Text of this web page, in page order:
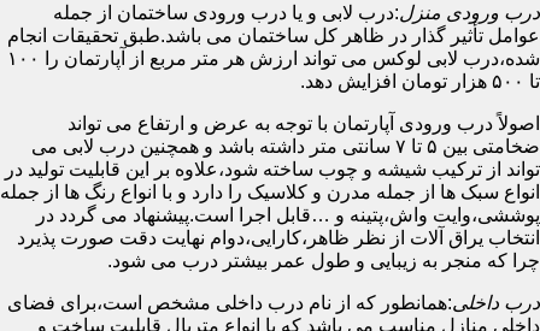
درب ورودی منزل:درب لابی و یا درب ورودی ساختمان از جمله
عوامل تأثیر گذار در ظاهر کل ساختمان می باشد.طبق تحقیقات انجام
شده،درب لابی لوکس می تواند ارزش هر متر مربع از آپارتمان را ۱۰۰
تا ۵۰۰ هزار تومان افزایش دهد.
اصولاً درب ورودی آپارتمان با توجه به عرض و ارتفاع می تواند
ضخامتی بین ۵ تا ۷ سانتی متر داشته باشد و همچنین درب لابی می
تواند از ترکیب شیشه و چوب ساخته شود،علاوه بر این قابلیت تولید در
انواع سبک ها از جمله مدرن و کلاسیک را دارد و با انواع رنگ ها از جمله
پوششی،وایت واش،پتینه و …قابل اجرا است.پیشنهاد می گردد در
انتخاب یراق آلات از نظر ظاهر،کارایی،دوام نهایت دقت صورت پذیرد
چرا که منجر به زیبایی و طول عمر بیشتر درب می شود.
درب داخلی:همانطور که از نام درب داخلی مشخص است،برای فضای
داخلی منازل مناسب می باشد که با انواع متریال قابلیت ساخت و